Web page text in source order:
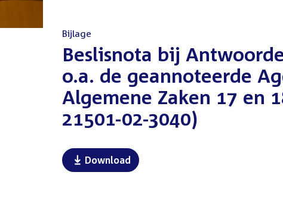
Bijlage
:Beslisnota bij
o.a. de geannoteerde
Algemene Zaken 17 en
21501-02-3040)
Download